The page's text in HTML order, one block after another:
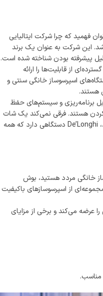
فهمید که چرا شرکت ایتالیایی
برنده جایزه برند سال در سال 2019 شد. این شرکت به عنوان یک برند
پیشرفته بودن شناخته شده است.
از قابلیت‌ها را ارائه
اسپرسوساز خانگی سنتی و
هستند.
برنامه‌ریزی و سیستم‌های حفظ
هستند. فرقی نمی‌کند یک شات
قهوه اسپرسو، آمریکانو یا آیس کافی بخواهید، De’Longhi دستگاهی دارد که همه
خانگی مردد هستید، بوش
از اسپرسوسازهای باکیفیت
عرضه می‌کند و برخی از مزایای
مناسب.